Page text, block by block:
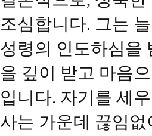
조심합니다. 그는
성령의 인도하심을
을 깊이 받고 마음
입니다. 자기를 세
사는 가운데 끊임